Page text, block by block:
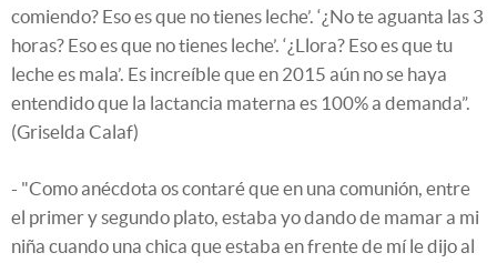
comiendo? Eso es que no tienes leche’. ‘¿No te aguanta las 3
horas? Eso es que no tienes leche’. ‘¿Llora? Eso es que tu
leche es mala’. Es increíble que en 2015 aún no se haya
entendido que la lactancia materna es 100% a demanda”.
(Griselda Calaf)
- "Como anécdota os contaré que en una comunión, entre
el primer y segundo plato, estaba yo dando de mamar a mi
niña cuando una chica que estaba en frente de mí le dijo al